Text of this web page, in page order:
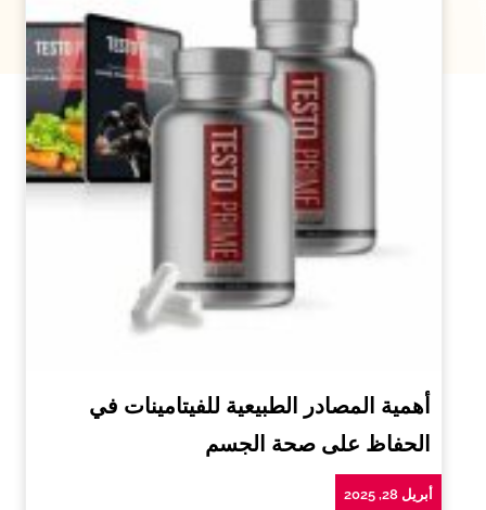
أهمية المصادر الطبيعية للفيتامينات في
الحفاظ على صحة الجسم
أبريل 28, 2025